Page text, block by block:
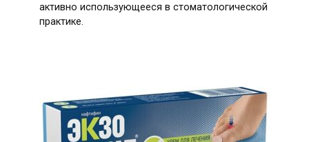
активно использующееся в стоматологической
практике.